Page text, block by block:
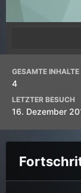
GESAMTE INHALTE
4
LETZTER BESUCH
16. Dezember